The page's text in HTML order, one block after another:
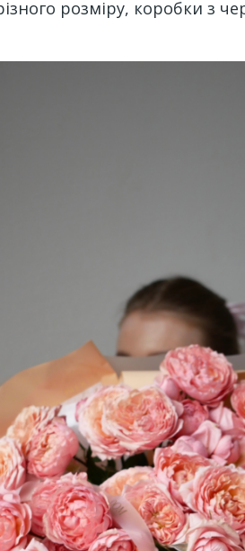
різного розміру, коробки